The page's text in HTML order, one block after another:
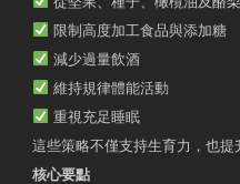
限制高度加工食品與添加糖
減少過量飲酒
維持規律體能活動
重視充足睡眠
這些策略不僅支持生育力，也提
核心要點